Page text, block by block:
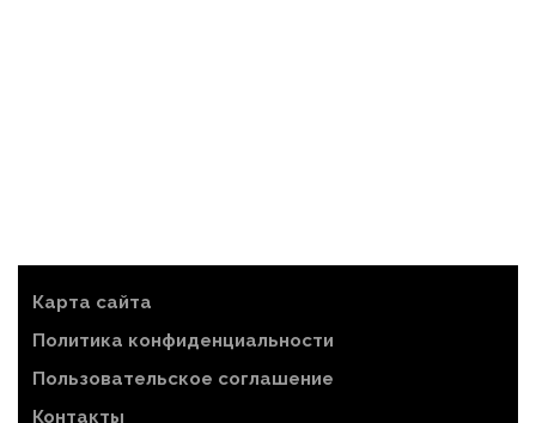
Карта сайта
Политика конфиденциальности
Пользовательское соглашение
Контакты